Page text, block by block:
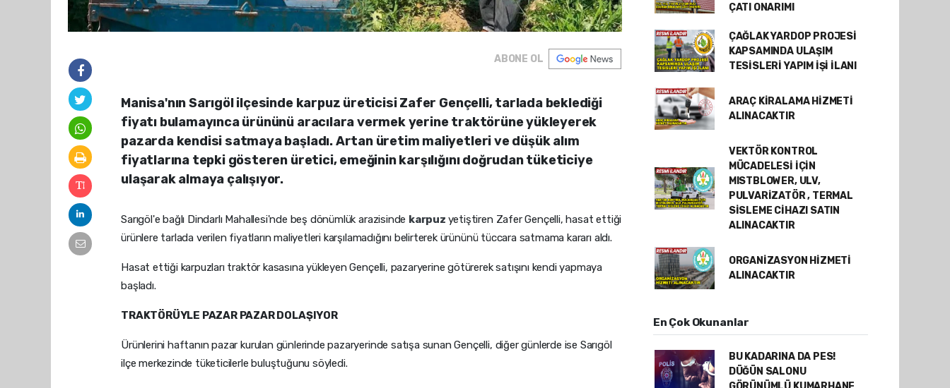
ABONE OL
Manisa'nın Sarıgöl ilçesinde karpuz üreticisi Zafer Gençelli, tarlada beklediği
fiyatı bulamayınca ürününü aracılara vermek yerine traktörüne yükleyerek
pazarda kendisi satmaya başladı. Artan üretim maliyetleri ve düşük alım
fiyatlarına tepki gösteren üretici, emeğinin karşılığını doğrudan tüketiciye
ulaşarak almaya çalışıyor.
Sarıgöl'e bağlı Dindarlı Mahallesi'nde beş dönümlük arazisinde karpuz yetiştiren Zafer Gençelli, hasat ettiği
ürünlere tarlada verilen fiyatların maliyetleri karşılamadığını belirterek ürününü tüccara satmama kararı aldı.
Hasat ettiği karpuzları traktör kasasına yükleyen Gençelli, pazaryerine götürerek satışını kendi yapmaya
başladı.
TRAKTÖRÜYLE PAZAR PAZAR DOLAŞIYOR
Ürünlerini haftanın pazar kurulan günlerinde pazaryerinde satışa sunan Gençelli, diğer günlerde ise Sarıgöl
ilçe merkezinde tüketicilerle buluştuğunu söyledi.
ÇATI ONARIMI
ÇAĞLAK YARDOP PROJESİ
KAPSAMINDA ULAŞIM
TESİSLERİ YAPIM İŞİ İLANI
ARAÇ KİRALAMA HİZMETİ
ALINACAKTIR
VEKTÖR KONTROL
MÜCADELESİ İÇİN
MISTBLOWER, ULV,
PULVARİZATÖR , TERMAL
SİSLEME CİHAZI SATIN
ALINACAKTIR
ORGANİZASYON HİZMETİ
ALINACAKTIR
En Çok Okunanlar
BU KADARINA DA PES!
DÜĞÜN SALONU